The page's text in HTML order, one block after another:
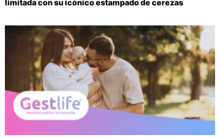
limitada con su icónico estampado de cerezas